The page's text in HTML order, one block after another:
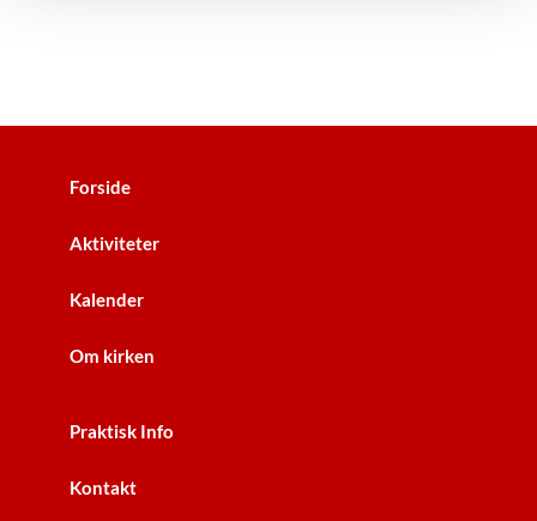
Forside
Aktiviteter
Kalender
Om kirken
Praktisk Info
Kontakt